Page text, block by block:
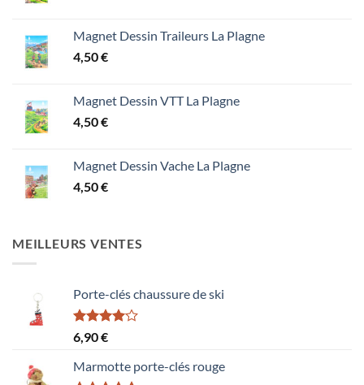
Magnet Dessin Traileurs La Plagne
4,50€
Magnet Dessin VTT La Plagne
4,50€
Magnet Dessin Vache La Plagne
4,50€
MEILLEURS VENTES
Porte-clés chaussure de ski
Note
4.00
5
6,90€
Marmotte porte-clés rouge